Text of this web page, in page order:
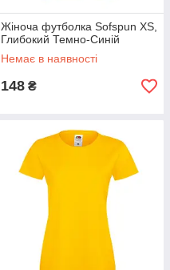
Жіноча футболка Sofspun XS,
Глибокий Темно-Синій
Немає в наявності
148 ₴